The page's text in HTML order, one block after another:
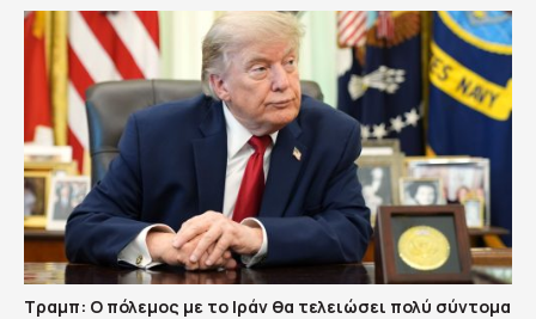
Τραμπ: Ο πόλεμος με το Ιράν θα τελειώσει πολύ σύντομα